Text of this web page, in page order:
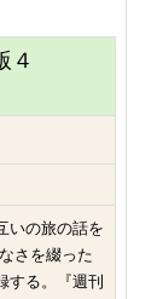
４
いの旅の話を
さを綴った
する。『週刊